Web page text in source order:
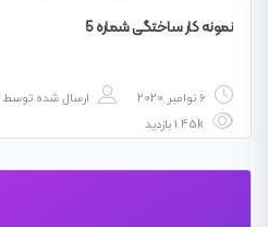
نمونه کار ساختگی شماره 5
6 نوامبر 2020 ارسال شده توسط